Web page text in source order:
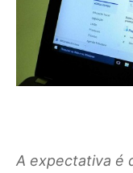
A expectativa é